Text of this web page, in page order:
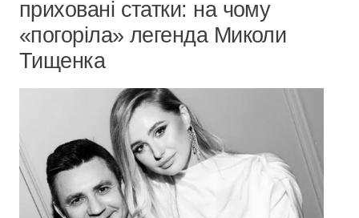
приховані статки: на чому
«погоріла» легенда Миколи
Тищенка